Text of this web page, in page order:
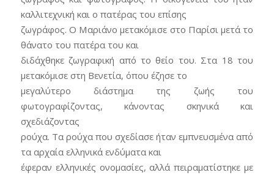
καλλιτεχνική και ο πατέρας του επίσης
ζωγράφος. Ο Μαριάνο μετακόμισε στο Παρίσι μετά το
θάνατο του πατέρα του και
διδάχθηκε ζωγραφική από το θείο του. Στα 18 του
μετακόμισε στη Βενετία, όπου έζησε το
μεγαλύτερο διάστημα της ζωής του
φωτογραφίζοντας, κάνοντας σκηνικά και
σχεδιάζοντας
ρούχα. Τα ρούχα που σχεδίασε ήταν εμπνευσμένα από
τα αρχαία ελληνικά ενδύματα και
έφεραν ελληνικές ονομασίες, αλλά πειραματίστηκε με